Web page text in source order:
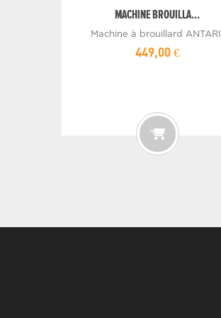
MACHINE BROUILLA...
Machine à brouillard ANTARI
449,00 €